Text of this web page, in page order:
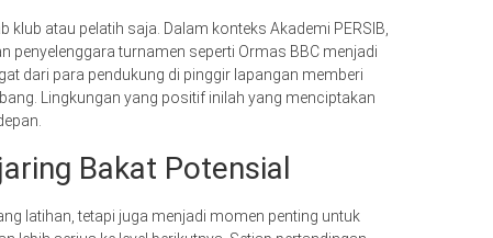
atau pelatih saja. Dalam konteks Akademi PERSIB,
turnamen seperti Ormas BBC menjadi
dari para pendukung di pinggir lapangan memberi
Lingkungan yang positif inilah yang menciptakan
Bakat Potensial
latihan, tetapi juga menjadi momen penting untuk